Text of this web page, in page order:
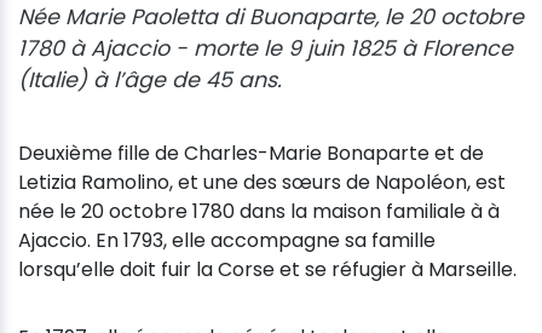
Née Marie Paoletta di Buonaparte, le 20 octobre
1780 à Ajaccio - morte le 9 juin 1825 à Florence
(Italie) à l’âge de 45 ans.
Deuxième fille de Charles-Marie Bonaparte et de
Letizia Ramolino, et une des sœurs de Napoléon, est
née le 20 octobre 1780 dans la maison familiale à à
Ajaccio. En 1793, elle accompagne sa famille
lorsqu’elle doit fuir la Corse et se réfugier à Marseille.